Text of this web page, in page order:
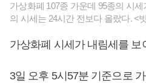
가상화폐 107종 가운데 95종의 시
의 시세는 24시간 전보다 올랐다. <
가상화폐 시세가 내림세를 보
3일 오후 5시57분 기준으로